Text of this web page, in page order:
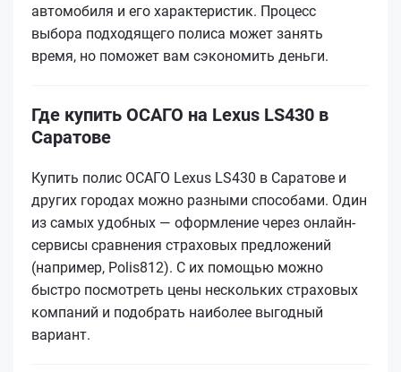
автомобиля и его характеристик. Процесс
выбора подходящего полиса может занять
время, но поможет вам сэкономить деньги.
Где купить ОСАГО на Lexus LS430 в
Саратове
Купить полис ОСАГО Lexus LS430 в Саратове и
других городах можно разными способами. Один
из самых удобных — оформление через онлайн-
сервисы сравнения страховых предложений
(например, Polis812). С их помощью можно
быстро посмотреть цены нескольких страховых
компаний и подобрать наиболее выгодный
вариант.